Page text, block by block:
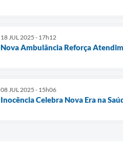
18 JUL 2025 - 17h12
Nova Ambulância Reforça
08 JUL 2025 - 15h06
Inocência Celebra Nova Era na